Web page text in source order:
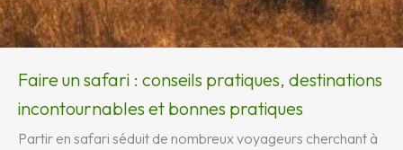
Faire un safari : conseils pratiques, destinations
incontournables et bonnes pratiques
Partir en safari séduit de nombreux voyageurs cherchant à